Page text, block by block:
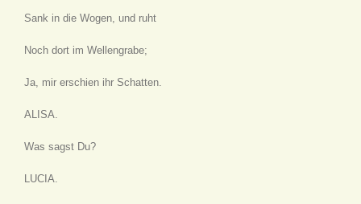
Sank in die Wogen, und ruht
Noch dort im Wellengrabe;
Ja, mir erschien ihr Schatten.
ALISA.
Was sagst Du?
LUCIA.